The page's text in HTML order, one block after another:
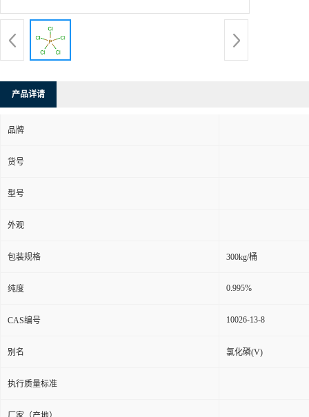
产品详请
品牌
货号
型号
外观
包装规格 300kg/桶
纯度 0.995%
CAS编号 10026-13-8
别名 氯化磷(V)
执行质量标准